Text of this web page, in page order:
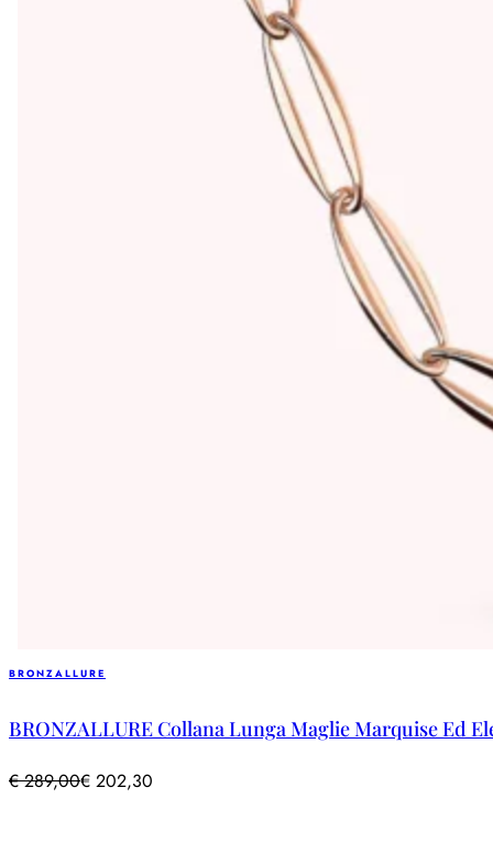
BRONZALLURE
BRONZALLURE Collana Lunga Maglie Marquise Ed
€289,00€ 202,30